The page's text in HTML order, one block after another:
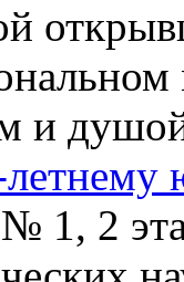
и
летнему
№ 1, 2